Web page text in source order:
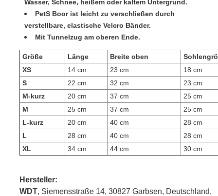
Wasser, Schnee, heißem oder kaltem Untergrund.
PetS Boor ist leicht zu verschließen durch
verstellbare, elastische Velcro Bänder.
Mit Tunnelzug am oberen Ende.
Größe Länge Breite oben
XS
14 cm 23 cm
18 cm
S
22 cm 32 cm
23 cm
M-kurz
20 cm 37 cm
25 cm
M
25 cm 37 cm
25 cm
L-kurz
20 cm 40 cm
28 cm
L
28 cm 40 cm
28 cm
XL
34 cm 44 cm 30 cm
Hersteller:
WDT, Siemensstraße 14, 30827 Garbsen, Deutschland,